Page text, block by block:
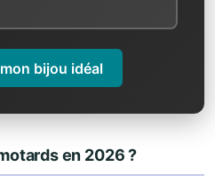
bijou idéal
en 2026 ?